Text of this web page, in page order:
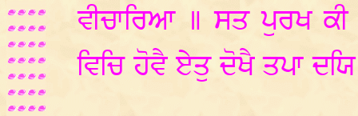
ਵੀਚਾਰਿਆ ॥ ਸਤ ਪੁਰਖ
ਵਿਚਿ ਹੋਵੈ ਏਤੁ ਦੋਖੈ ਤਪਾ